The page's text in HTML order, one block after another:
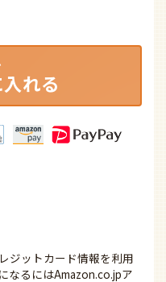
れる
ジットカード情報を利用
なるにはAmazon.co.jpア